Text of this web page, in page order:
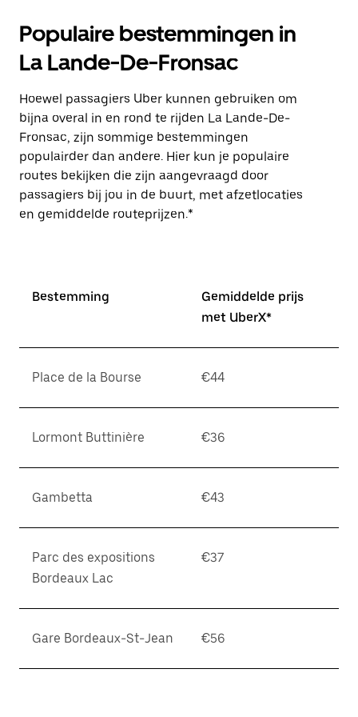
Populaire bestemmingen in
La Lande-De-Fronsac
Hoewel passagiers Uber kunnen gebruiken om
bijna overal in en rond te rijden La Lande-De-
Fronsac, zijn sommige bestemmingen
populairder dan andere. Hier kun je populaire
routes bekijken die zijn aangevraagd door
passagiers bij jou in de buurt, met afzetlocaties
en gemiddelde routeprijzen.*
Bestemming
Gemiddelde prijs
met UberX*
Place de la Bourse €44
Lormont Buttinière €36
Gambetta €43
Parc des expositions
Bordeaux Lac
€37
Gare Bordeaux-St-Jean €56